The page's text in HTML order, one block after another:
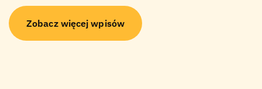
Zobacz więcej wpisów